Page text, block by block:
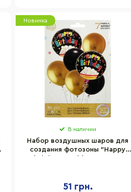
Новинка
В наличии
Набор воздушных шаров для
создания фотозоны "Happy
51 грн.